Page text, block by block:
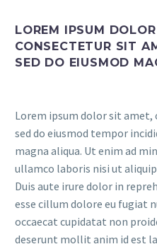
LOREM IPSUM
CONSECTETUR SIT
SED DO EIUSMOD
Lorem ipsum dolor sit
sed do eiusmod tempor
magna aliqua. Ut enim ad
ullamco laboris nisi ut
Duis aute irure dolor in
esse cillum dolore eu fugiat
occaecat cupidatat non
deserunt mollit anim id est